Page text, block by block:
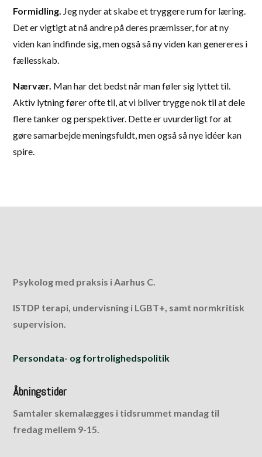
Formidling. Jeg nyder at skabe et tryggere rum for læring.
Det er vigtigt at nå andre på deres præmisser, for at ny
viden kan indfinde sig, men også så ny viden kan genereres i
fællesskab.
Nærvær. Man har det bedst når man føler sig lyttet til.
Aktiv lytning fører ofte til, at vi bliver trygge nok til at dele
flere tanker og perspektiver. Dette er uvurderligt for at
gøre samarbejde meningsfuldt, men også så nye idéer kan
spire.
Psykolog med praksis i Aarhus C.
ISTDP terapi, undervisning i LGBT+, samt normkritisk
supervision.
Persondata- og fortrolighedspolitik
Åbningstider
Samtaler skemalægges i tidsrummet mandag til
fredag mellem 9-15.